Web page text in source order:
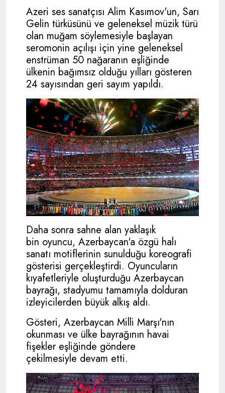
Azeri ses sanatçısı Alim Kasımov'un, Sarı
Gelin türküsünü ve geleneksel müzik türü
olan muğam söylemesiyle başlayan
seromonin açılışı için yine geleneksel
enstrüman 50 nağaranın eşliğinde
ülkenin bağımsız olduğu yılları gösteren
24 sayısından geri sayım yapıldı.
Daha sonra sahne alan yaklaşık
bin oyuncu, Azerbaycan'a özgü halı
sanatı motiflerinin sunulduğu koreografi
gösterisi gerçekleştirdi. Oyuncuların
kıyafetleriyle oluşturduğu Azerbaycan
bayrağı, stadyumu tamamıyla dolduran
izleyicilerden büyük alkış aldı.
Gösteri, Azerbaycan Milli Marşı'nın
okunması ve ülke bayrağının havai
fişekler eşliğinde göndere
çekilmesiyle devam etti.